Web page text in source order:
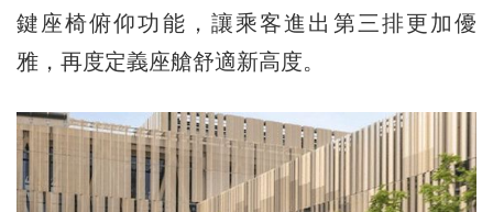
鍵座椅俯仰功能，讓乘客進出第三排更加優
雅，再度定義座艙舒適新高度。